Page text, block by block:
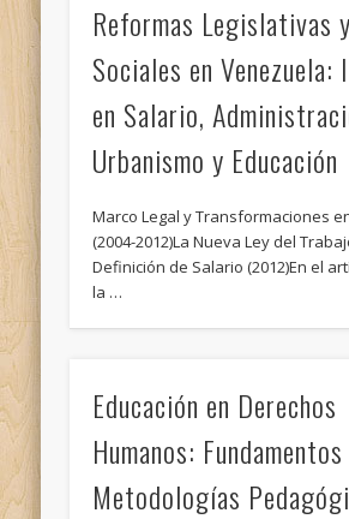
Reformas Legislativas y
Sociales en Venezuela:
en Salario,
Urbanismo y Educación
Marco Legal y Transformaciones
(2004-2012)La Nueva Ley del
Definición de Salario (2012)En el
la …
Educación en Derechos
Humanos:
Metodologías